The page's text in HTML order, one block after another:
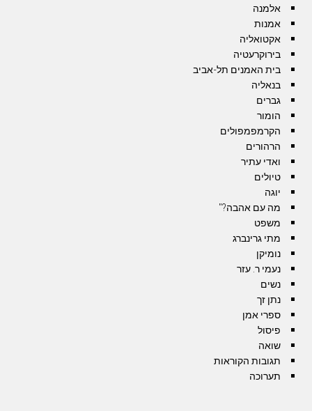
אלמנה
אמנות
אקטואליה
בירוקרעטיה
בית האמנים תל-אביב
בנאליה
גברים
הומור
הקרמפמפולים
הרהורים
ואדי עתיר
טיולים
יוגה
מה עם אהבה?"
משפט
מתי גרינברג
נומיקן
נעמי ר. עזר
נשים
נתן זך
ספרי אמן
פיסול
שואה
תגובות הקוראות
תערוכה